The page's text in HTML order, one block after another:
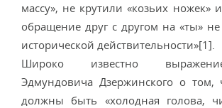
массу», не крутили «козьих ножек»
обращение друг с другом на «ты» не
исторической действительности»[1].
Широко известно
Эдмундовича Дзержинского о том,
должны быть «холодная голова,